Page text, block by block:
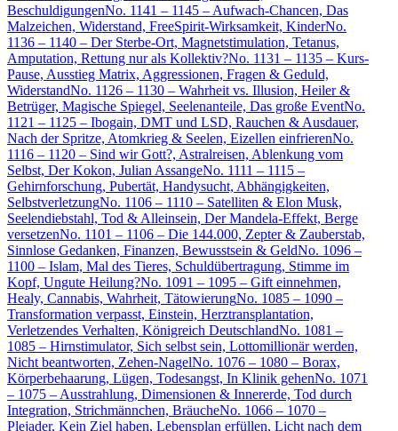
BeschuldigungenNo. 1141 – 1145 – Aufwach-Chancen, Das
Malzeichen, Widerstand, FreeSpirit-Wirksamkeit, KinderNo.
1136 – 1140 – Der Sterbe-Ort, Magnetstimulation, Tetanus,
Amputation, Rettung nur als Kollektiv?No. 1131 – 1135 – Kurs-
Pause, Ausstieg Matrix, Aggressionen, Fragen & Geduld,
WiderstandNo. 1126 – 1130 – Wahrheit vs. Illusion, Heiler &
Betrüger, Magische Spiegel, Seelenanteile, Das große EventNo.
1121 – 1125 – Ibogain, DMT und LSD, Rauchen & Ausdauer,
Nach der Spritze, Atomkrieg & Seelen, Eizellen einfrierenNo.
1116 – 1120 – Sind wir Gott?, Astralreisen, Ablenkung vom
Selbst, Der Kokon, Julian AssangeNo. 1111 – 1115 –
Gehirnforschung, Pubertät, Handysucht, Abhängigkeiten,
SelbstverletzungNo. 1106 – 1110 – Satelliten & Elon Musk,
Seelendiebstahl, Tod & Alleinsein, Der Mandela-Effekt, Berge
versetzenNo. 1101 – 1106 – Die 144.000, Zepter & Zauberstab,
Sinnlose Gedanken, Finanzen, Bewusstsein & GeldNo. 1096 –
1100 – Islam, Mal des Tieres, Schuldübertragung, Stimme im
Kopf, Ungute Heilung?No. 1091 – 1095 – Gift einnehmen,
Healy, Cannabis, Wahrheit, TätowierungNo. 1085 – 1090 –
Transformation verpasst, Einstein, Herztransplantation,
Verletzendes Verhalten, Königreich DeutschlandNo. 1081 –
1085 – Hirnstimulator, Sich selbst sein, Lottomillionär werden,
Nicht beantworten, Zehen-NagelNo. 1076 – 1080 – Borax,
Körperbehaarung, Lügen, Todesangst, In Klinik gehenNo. 1071
– 1075 – Ausstrahlung, Dimensionen & Innererde, Tod durch
Integration, Strichmännchen, BräucheNo. 1066 – 1070 –
Plejader, Kein Ziel haben, Lebensplan erfüllen, Licht nach dem